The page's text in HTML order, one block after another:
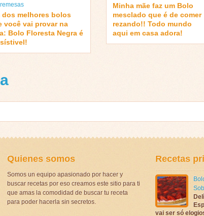
dos melhores bolos
você vai provar na
Bolo Floresta Negra é
Minha mãe faz um Bolo
mesclado que é de comer
rezando!! Todo mundo
aqui em casa adora!
Quienes somos
Somos un equipo apasionado por hacer y
buscar recetas por eso creamos este sitio para ti
que amas la comodidad de buscar tu receta
para poder hacerla sin secretos.
Recetas
vai ser só